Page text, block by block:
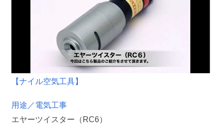
【ナイル空気工具】
用途／電気工事
エヤーツイスター（RC6）